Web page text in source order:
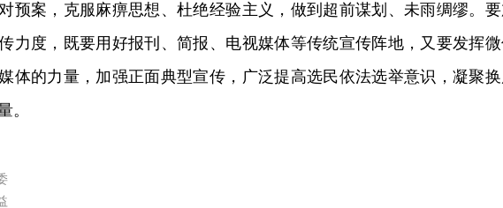
预案，克服麻痹思想、杜绝经验主义，做到超前谋划、未雨绸缪。
力度，既要用好报刊、简报、电视媒体等传统宣传阵地，又要发挥
体的力量，加强正面典型宣传，广泛提高选民依法选举意识，凝聚
。